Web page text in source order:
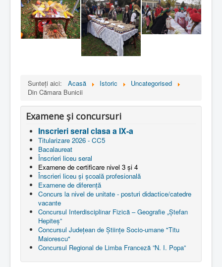
Sunteți aici: Acasă Istoric
Uncategorised
Din Cămara Bunicii
Examene și concursuri
Inscrieri seral clasa a IX-a
Titularizare 2026 - CC5
Bacalaureat
Înscrieri liceu seral
Examene de certificare nivel 3 și 4
Înscrieri liceu și școală profesională
Examene de diferență
Concurs la nivel de unitate - posturi didactice/catedre
vacante
Concursul Interdisciplinar Fizică – Geografie „Ștefan
Hepiteș”
Concursul Județean de Științe Socio-umane "Titu
Maiorescu"
Concursul Regional de Limba Franceză ”N. I. Popa”